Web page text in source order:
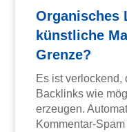
Organisches
künstliche
Grenze?
Es ist
Backlinks wie
erzeugen.
Kommentar-